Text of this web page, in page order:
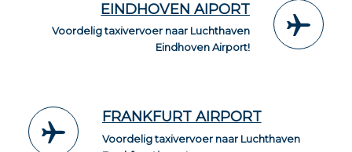
EINDHOVEN AIPORT
Voordelig taxivervoer naar Luchthaven
Eindhoven Airport!
FRANKFURT AIRPORT
Voordelig taxivervoer naar Luchthaven